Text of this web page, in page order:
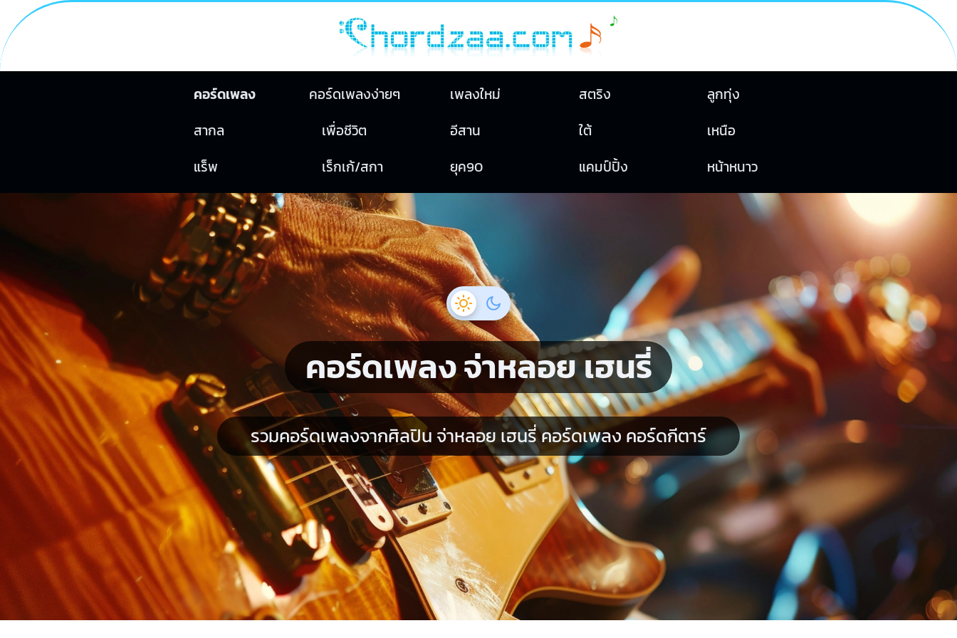
คอร์ดเพลง คอร์ดเพลงง่ายๆ เพลงใหม่ สตริง
ลูกทุ่ง
สากล
เพื่อชีวิต อีสาน ใต้
เหนือ
แร็พ
เร็กเก้/สกา ยุค90 แคมป์ปิ้ง หน้าหนาว
คอร์ดเพลง จ่าหลอย เฮนรี่
รวมคอร์ดเพลงจากศิลปิน จ่าหลอย เฮนรี่ คอร์ดเพลง คอร์ดกีตาร์